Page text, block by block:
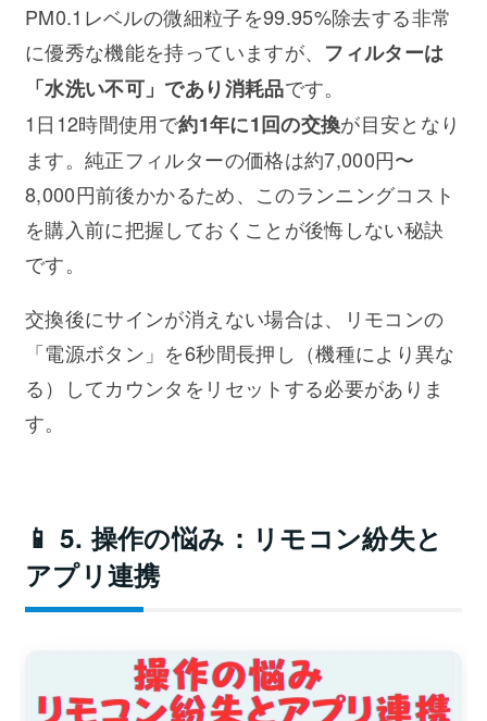
PM0.1レベルの微細粒子を99.95%除去する非常
に優秀な機能を持っていますが、 フィルターは
「水洗い不可」であり消耗品です。
1日12時間使用で約1年に1回の交換が目安となり
ます。純正フィルターの価格は約7,000円〜
8,000円前後かかるため、このランニングコスト
を購入前に把握しておくことが後悔しない秘訣
です。
交換後にサインが消えない場合は、リモコンの
「電源ボタン」を6秒間長押し（機種により異な
る）してカウンタをリセットする必要がありま
す。
📱 5. 操作の悩み：リモコン紛失と
アプリ連携